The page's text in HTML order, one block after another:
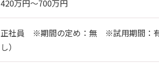
420万円～700万円
正社員 ※期間の定め：無 ※試用期間：有
し）